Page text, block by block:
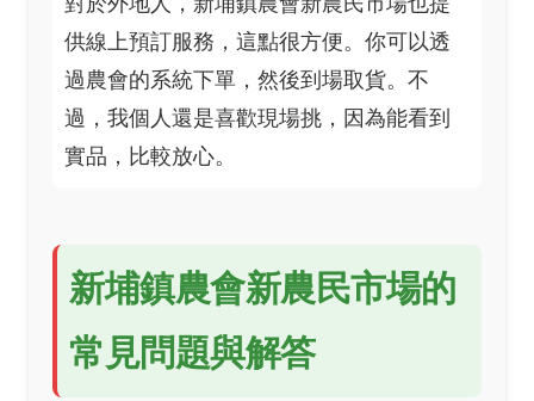
供線上預訂服務，這點很方便。你可以透
過農會的系統下單，然後到場取貨。不
過，我個人還是喜歡現場挑，因為能看到
實品，比較放心。
新埔鎮農會新農民市場的
常見問題與解答